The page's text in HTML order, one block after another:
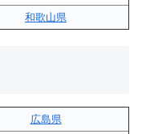
和歌山県
広島県